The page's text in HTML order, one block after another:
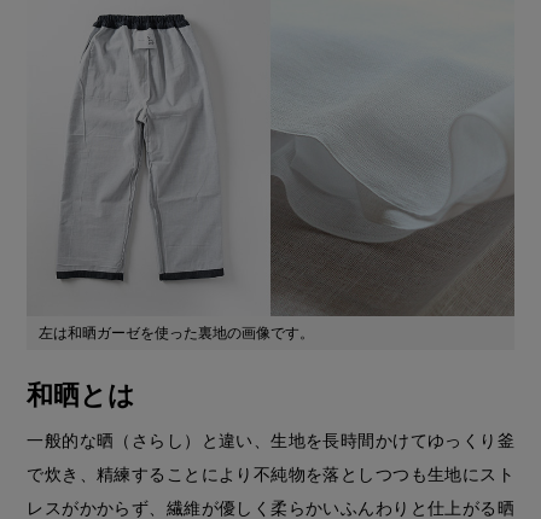
左は和晒ガーゼを使った裏地の画像です。
和晒とは
一般的な晒（さらし）と違い、生地を長時間かけてゆっくり釜
で炊き、精練することにより不純物を落としつつも生地にスト
レスがかからず、繊維が優しく柔らかいふんわりと仕上がる晒